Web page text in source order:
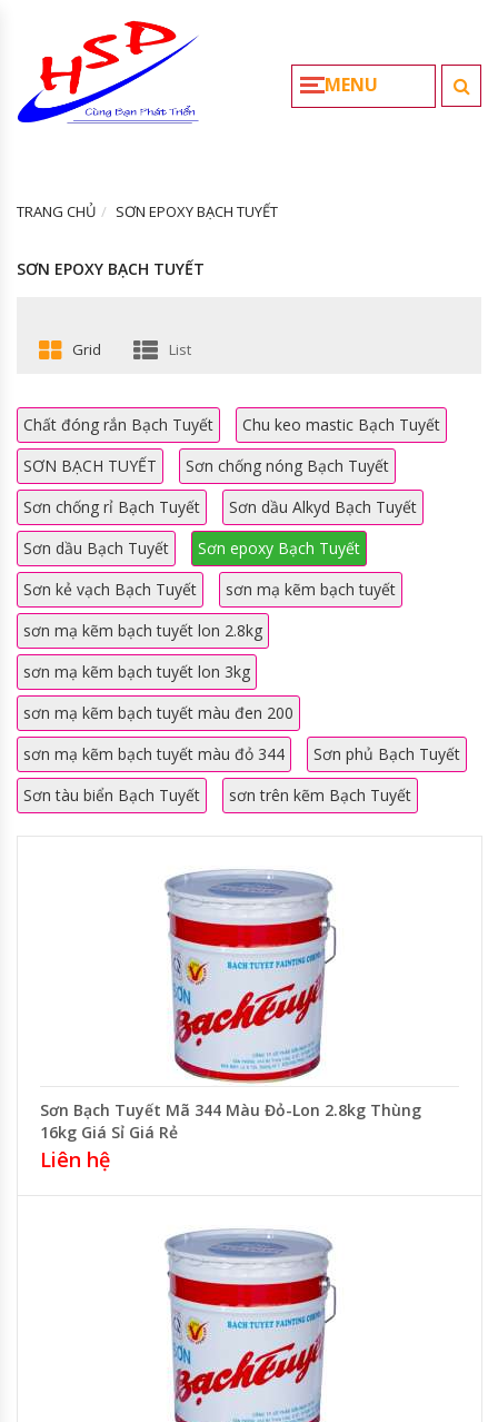
MENU
TRANG CHỦ SƠN EPOXY BẠCH TUYẾT
SƠN EPOXY BẠCH TUYẾT
Grid List
Chất đóng rắn Bạch Tuyết
Chu keo mastic Bạch Tuyết
SƠN BẠCH TUYẾT
Sơn chống nóng Bạch Tuyết
Sơn chống rỉ Bạch Tuyết
Sơn dầu Alkyd Bạch Tuyết
Sơn dầu Bạch Tuyết
Sơn epoxy Bạch Tuyết
Sơn kẻ vạch Bạch Tuyết
sơn mạ kẽm bạch tuyết
sơn mạ kẽm bạch tuyết lon 2.8kg
sơn mạ kẽm bạch tuyết lon 3kg
sơn mạ kẽm bạch tuyết màu đen 200
sơn mạ kẽm bạch tuyết màu đỏ 344
Sơn phủ Bạch Tuyết
Sơn tàu biển Bạch Tuyết
sơn trên kẽm Bạch Tuyết
Sơn Bạch Tuyết Mã 344 Màu Đỏ-Lon 2.8kg Thùng
16kg Giá Sỉ Giá Rẻ
Liên hệ